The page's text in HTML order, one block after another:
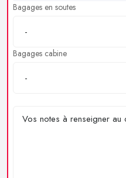
Bagages en soutes
Bagages cabine